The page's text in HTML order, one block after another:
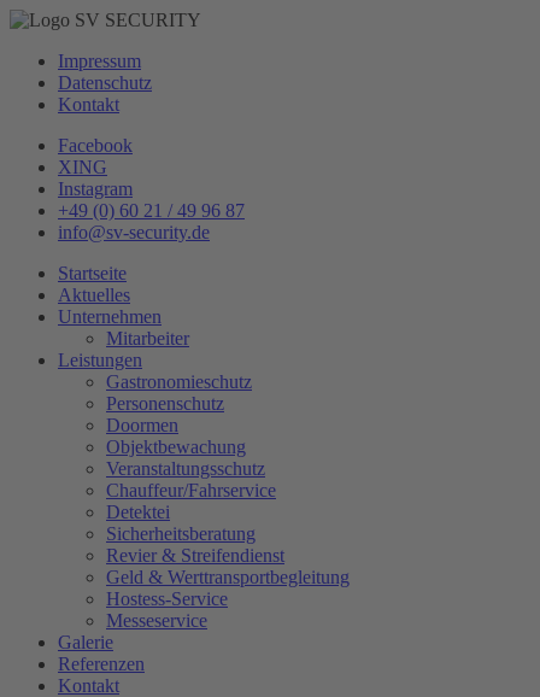
Impressum
Datenschutz
Kontakt
Facebook
XING
Instagram
+49 (0) 60 21 / 49 96 87
info@sv-security.de
Startseite
Aktuelles
Unternehmen
Mitarbeiter
Leistungen
Gastronomieschutz
Personenschutz
Doormen
Objektbewachung
Veranstaltungsschutz
Chauffeur/Fahrservice
Detektei
Sicherheitsberatung
Revier & Streifendienst
Geld & Werttransportbegleitung
Hostess-Service
Messeservice
Galerie
Referenzen
Kontakt